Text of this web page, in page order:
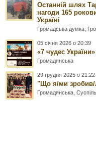
Останній шлях
нагоди 165
Україні
Громадська думка
05 січня 2026 о 20:39
«7 чудес
Громадянська
29 грудня 2025 о 21:22
"Що я/ми зробив/
Громадянська ,